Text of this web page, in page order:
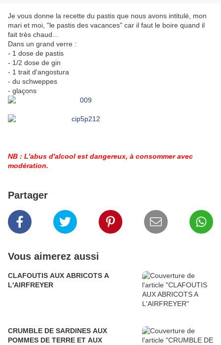
Je vous donne la recette du pastis que nous avons intitulé, mon
mari et moi, "le pastis des vacances" car il faut le boire quand il
fait très chaud...
Dans un grand verre :
- 1 dose de pastis
- 1/2 dose de gin
- 1 trait d'angostura
- du schweppes
- glaçons
NB : L'abus d'alcool est dangereux, à consommer avec
modération.
Partager
Vous aimerez aussi
CLAFOUTIS AUX ABRICOTS A
L'AIRFREYER
CRUMBLE DE SARDINES AUX
POMMES DE TERRE ET AUX